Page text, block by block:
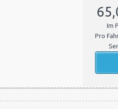
Im
Pro